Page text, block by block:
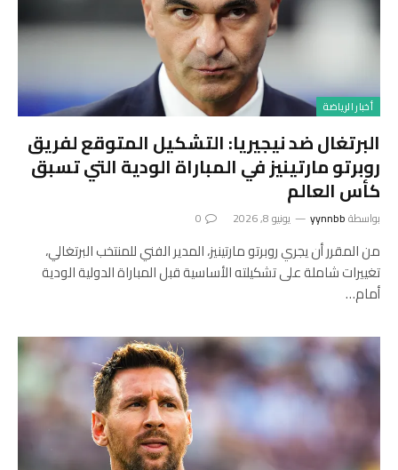
أخبار الرياضة
البرتغال ضد نيجيريا: التشكيل المتوقع لفريق
روبرتو مارتينيز في المباراة الودية التي تسبق
كأس العالم
بواسطةyynnbb يونيو 8, 2026 0
من المقرر أن يجري روبرتو مارتينيز، المدير الفني للمنتخب البرتغالي،
تغييرات شاملة على تشكيلته الأساسية قبل المباراة الدولية الودية
أمام…